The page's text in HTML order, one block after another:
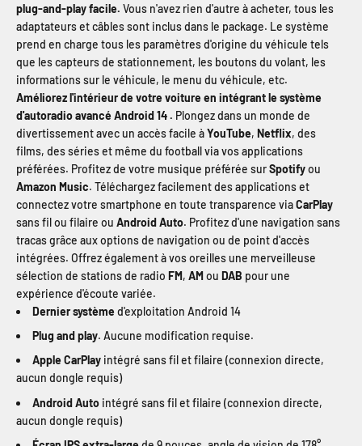
plug-and-play facile. Vous n'avez rien d'autre à acheter, tous les
adaptateurs et câbles sont inclus dans le package. Le système
prend en charge tous les paramètres d'origine du véhicule tels
que les capteurs de stationnement, les boutons du volant, les
informations sur le véhicule, le menu du véhicule, etc.
Améliorez l'intérieur de votre voiture en intégrant le système
d'autoradio avancé Android 14 . Plongez dans un monde de
divertissement avec un accès facile àYouTube, Netflix, des
films, des séries et même du football via vos applications
préférées. Profitez de votre musique préférée surSpotifyou
Amazon Music. Téléchargez facilement des applications et
connectez votre smartphone en toute transparence viaCarPlay
sans fil ou filaire ou Android Auto. Profitez d'une navigation sans
tracas grâce aux options de navigation ou de point d'accès
intégrées. Offrez également à vos oreilles une merveilleuse
sélection de stations de radio FM, AMou DAB pour une
expérience d'écoute variée.
Dernier système d'exploitation Android 14
Plug and play. Aucune modification requise.
Apple CarPlay intégré sans fil et filaire (connexion directe,
aucun dongle requis)
Android Auto intégré sans fil et filaire (connexion directe,
aucun dongle requis)